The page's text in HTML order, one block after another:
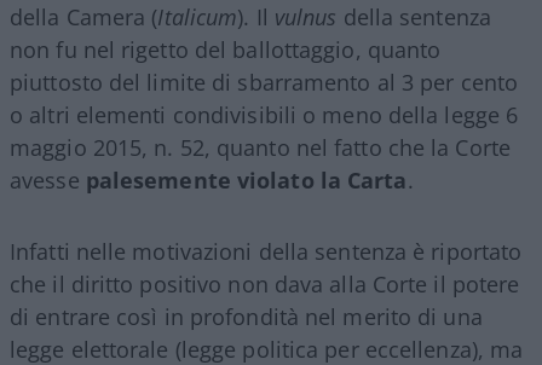
della Camera (Italicum). Il vulnus della sentenza
non fu nel rigetto del ballottaggio, quanto
piuttosto del limite di sbarramento al 3 per cento
o altri elementi condivisibili o meno della legge 6
maggio 2015, n. 52, quanto nel fatto che la Corte
avesse palesemente violato la Carta.
Infatti nelle motivazioni della sentenza è riportato
che il diritto positivo non dava alla Corte il potere
di entrare così in profondità nel merito di una
legge elettorale (legge politica per eccellenza), ma